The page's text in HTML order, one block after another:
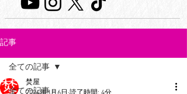
記事
全ての記事
全ての記事
焚屋